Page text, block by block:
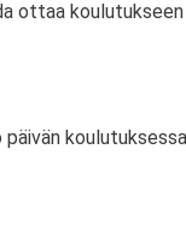
ottaa koulutukseen
päivän